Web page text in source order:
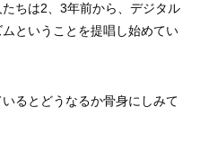
ちは2、3年前から、デジタル
ということを提唱し始めてい
るとどうなるか骨身にしみて